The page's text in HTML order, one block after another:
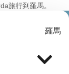
旅行到羅馬。
羅馬